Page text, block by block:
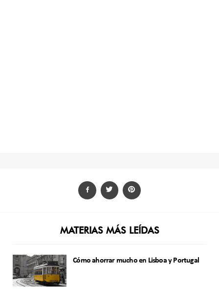
MATERIAS MÁS LEÍDAS
Cómo ahorrar mucho en Lisboa y Portugal